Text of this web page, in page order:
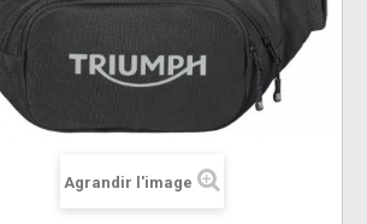
Agrandir l'image